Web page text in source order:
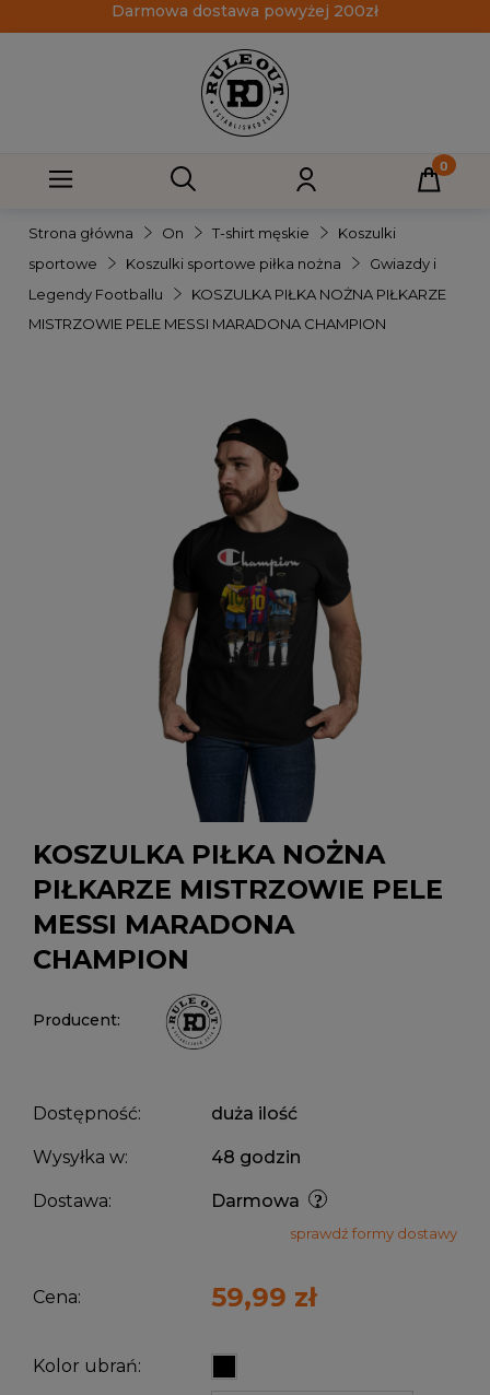
Darmowa dostawa powyżej 200zł
Strona główna On T-shirt męskie
Koszulki
sportowe
Koszulki sportowe piłka nożna
Gwiazdy i
Legendy Footballu
KOSZULKA PIŁKA NOŻNA PIŁKARZE
MISTRZOWIE PELE MESSI MARADONA CHAMPION
KOSZULKA PIŁKA NOŻNA
PIŁKARZE MISTRZOWIE PELE
MESSI MARADONA
CHAMPION
Producent:
Dostępność: duża ilość
Wysyłka w: 48 godzin
Dostawa: Darmowa
sprawdź formy dostawy
Cena: 59,99 zł
Kolor ubrań: